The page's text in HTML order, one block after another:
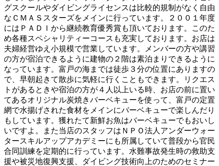
グスクールやダイビングライセンスは比較的規制がなく自由
なＣＭＡＳスターズをメインに行っています。２００１年度
にはＰＡＤＩから継続教育優秀賞も頂いております。このた
め各種スペシャリティーコースも充実しております。お店は
夫婦経営ゆえ小規模で営業しています。メンバーの方や講習
の方が宿泊できるように建物の２階は素泊まりできるように
なっています。富戸の海までは徒歩３分の位置にありますの
で、早朝起きて散歩に気軽に行くこともできます。リクエス
トがあるときや宿泊の方が４人以上いる時、お店の前に置い
てあるオリジナル炭焼きバーベキューを使って、富戸の定置
網で水揚げされた食材をメインにバーベキューで楽しんだり
もしています。獲れたて新鮮お魚はバーベキューでもおいし
いですよ。また当店のスタッフはＮＰＯ法人アンダーウォー
タースキルアップアカデミーにも所属していて普段から官民
合同訓練を定期的に行っています。水難事故発生時の救助支
援や被災地復興支援、ダイビング技術向上のためのセミナー